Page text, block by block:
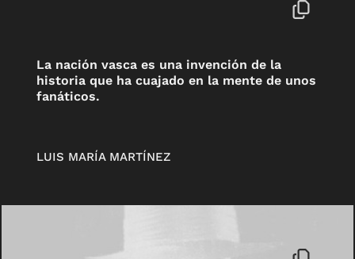
La nación vasca es una invención de la
historia que ha cuajado en la mente de unos
fanáticos.
LUIS MARÍA MARTÍNEZ